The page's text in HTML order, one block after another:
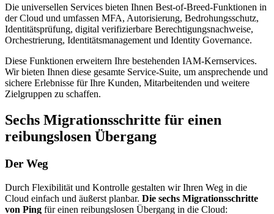
Die universellen Services bieten Ihnen Best-of-Breed-Funktionen in
der Cloud und umfassen MFA, Autorisierung, Bedrohungsschutz,
Identitätsprüfung, digital verifizierbare Berechtigungsnachweise,
Orchestrierung, Identitätsmanagement und Identity Governance.
Diese Funktionen erweitern Ihre bestehenden IAM-Kernservices.
Wir bieten Ihnen diese gesamte Service-Suite, um ansprechende und
sichere Erlebnisse für Ihre Kunden, Mitarbeitenden und weitere
Zielgruppen zu schaffen.
Sechs Migrationsschritte für einen
reibungslosen Übergang
Der Weg
Durch Flexibilität und Kontrolle gestalten wir Ihren Weg in die
Cloud einfach und äußerst planbar. Die sechs Migrationsschritte
von Ping für einen reibungslosen Übergang in die Cloud: